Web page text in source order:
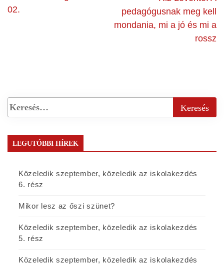
02.
pedagógusnak meg kell
mondania, mi a jó és mi a
rossz
LEGUTÓBBI HÍREK
Közeledik szeptember, közeledik az iskolakezdés
6. rész
Mikor lesz az őszi szünet?
Közeledik szeptember, közeledik az iskolakezdés
5. rész
Közeledik szeptember, közeledik az iskolakezdés